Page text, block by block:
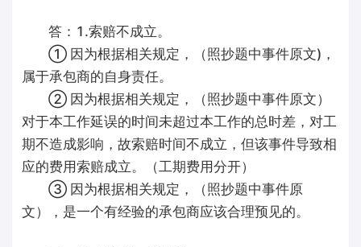
答：1.索赔不成立。
① 因为根据相关规定，（照抄题中事件原文)，
属于承包商的自身责任。
② 因为根据相关规定，（照抄题中事件原文）
对于本工作延误的时间未超过本工作的总时差，对工
期不造成影响，故索赔时间不成立，但该事件导致相
应的费用索赔成立。（工期费用分开）
③ 因为根据相关规定，（照抄题中事件原
文），是一个有经验的承包商应该合理预见的。